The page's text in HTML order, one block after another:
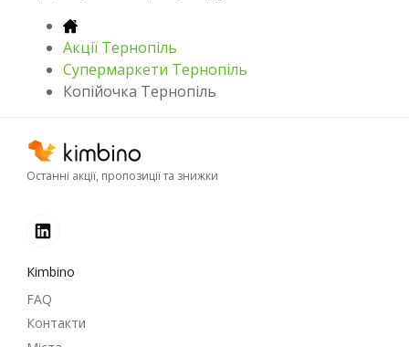
Акції Тернопіль
Супермаркети Тернопіль
Копійочка Тернопіль
Останні акції, пропозиції та знижки
Kimbino
FAQ
Контакти